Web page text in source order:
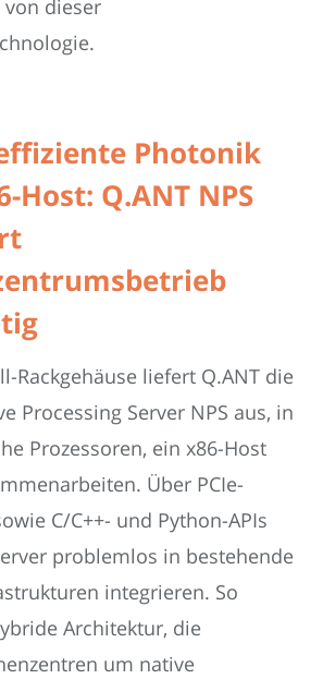
dieser
Photonik
Q.ANT NPS
Rackgehäuse liefert Q.ANT die
Processing Server NPS aus, in
Prozessoren, ein x86-Host
Über PCIe-
C/C++- und Python-APIs
problemlos in bestehende
integrieren. So
Architektur, die
um native